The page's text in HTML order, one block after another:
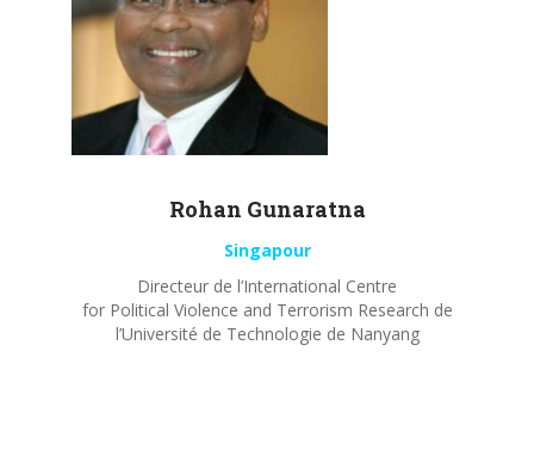
Rohan Gunaratna
Singapour
Directeur de l’International Centre
for Political Violence and Terrorism Research de
l’Université de Technologie de Nanyang